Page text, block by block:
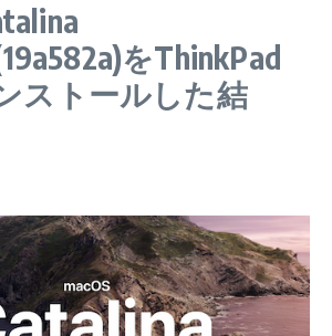
をThinkPad
ストールした結